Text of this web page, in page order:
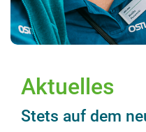
Aktuelles
Stets auf dem